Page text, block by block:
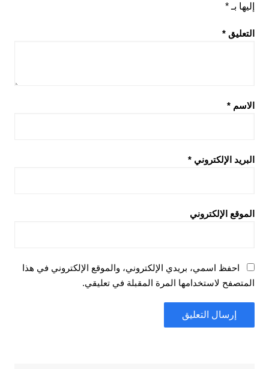
إليها بـ *
التعليق *
الاسم *
البريد الإلكتروني *
الموقع الإلكتروني
احفظ اسمي، بريدي الإلكتروني، والموقع الإلكتروني في هذا
المتصفح لاستخدامها المرة المقبلة في تعليقي.